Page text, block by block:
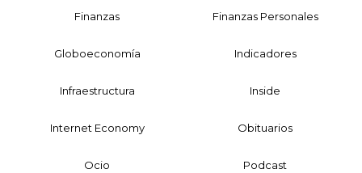
Finanzas Finanzas Personales
Globoeconomía Indicadores
Infraestructura Inside
Internet Economy Obituarios
Ocio Podcast